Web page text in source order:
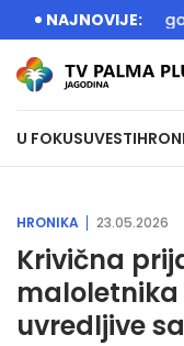
NAJNOVIJE:
dočekala ga
U FOKUSUVESTI
HRONIKA 23.05.2026
Krivična
uvredljive